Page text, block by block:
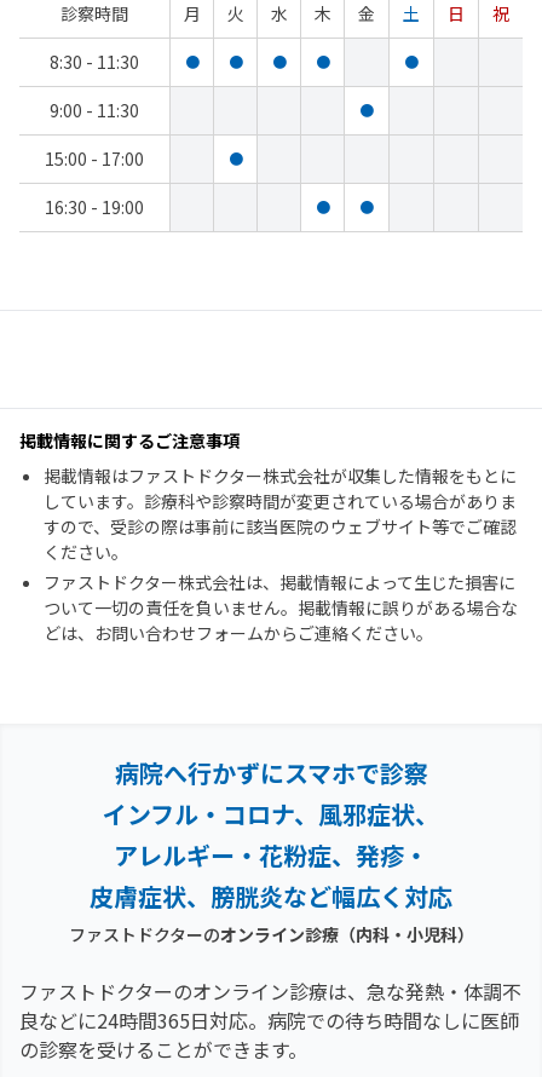
診察時間 月 火 水 木 金 土 日
祝
8:30 - 11:30
● ● ● ● ●
9:00 - 11:30 ●
15:00 - 17:00 ●
16:30 - 19:00 ● ●
掲載情報に関するご注意事項
掲載情報はファストドクター株式会社が収集した情報をもとに
しています。診療科や診察時間が変更されている場合がありま
すので、受診の際は事前に該当医院のウェブサイト等でご確認
ください。
ファストドクター株式会社は、掲載情報によって生じた損害に
ついて一切の責任を負いません。掲載情報に誤りがある場合な
どは、お問い合わせフォームからご連絡ください。
病院へ行かずにスマホで診察
インフル・コロナ、風邪症状、
アレルギー・花粉症、 発疹・
皮膚症状、膀胱炎など幅広く対応
ファストドクターのオンライン診療（内科・小児科）
ファストドクターのオンライン診療は、急な発熱・体調不
良などに24時間365日対応。 病院での待ち時間なしに医師
の診察を受けることができます。